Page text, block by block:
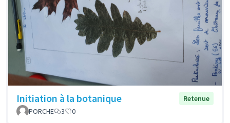
Initiation à la botanique
Retenue
PORCHE
3 0